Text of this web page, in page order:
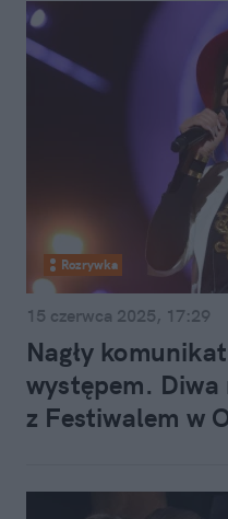
Rozrywka
15 czerwca 2025, 17:29
Nagły
występem. Diwa
z Festiwalem w